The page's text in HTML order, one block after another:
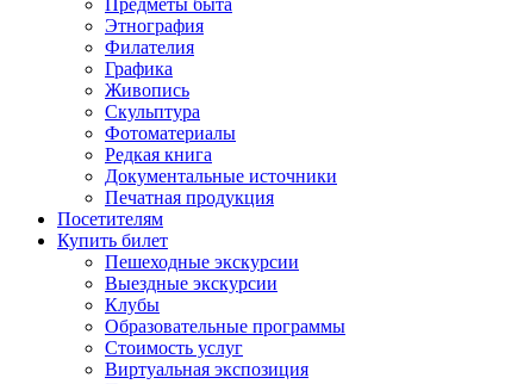
Предметы быта
Этнография
Филателия
Графика
Живопись
Скульптура
Фотоматериалы
Редкая книга
Документальные источники
Печатная продукция
Посетителям
Купить билет
Пешеходные экскурсии
Выездные экскурсии
Клубы
Образовательные программы
Стоимость услуг
Виртуальная экспозиция